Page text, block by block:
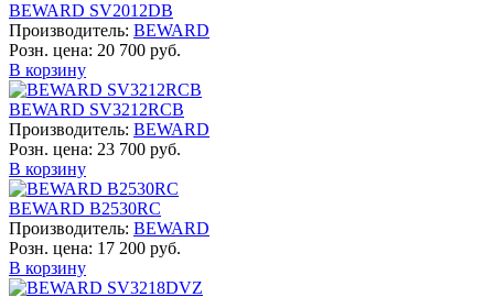
BEWARD SV2012DB
Производитель: BEWARD
Розн. цена: 20 700 руб.
В корзину
BEWARD SV3212RCB
Производитель: BEWARD
Розн. цена: 23 700 руб.
В корзину
BEWARD B2530RC
Производитель: BEWARD
Розн. цена: 17 200 руб.
В корзину